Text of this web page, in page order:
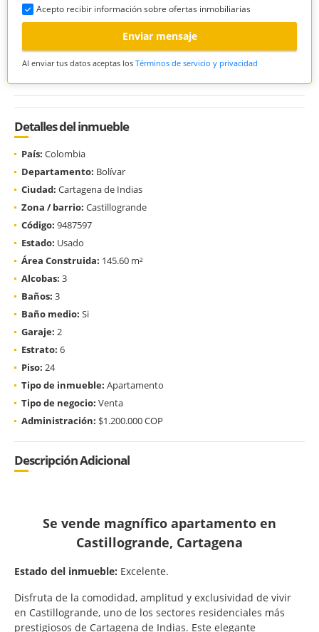
Acepto recibir información sobre ofertas inmobiliarias
Enviar mensaje
Al enviar tus datos aceptas los Términos de servicio y privacidad
Detalles del inmueble
País: Colombia
Departamento: Bolívar
Ciudad: Cartagena de Indias
Zona / barrio: Castillogrande
Código: 9487597
Estado: Usado
Área Construida: 145.60 m²
Alcobas: 3
Baños: 3
Baño medio: Si
Garaje: 2
Estrato: 6
Piso: 24
Tipo de inmueble: Apartamento
Tipo de negocio: Venta
Administración: $1.200.000 COP
Descripción Adicional
Se vende magnífico apartamento en
Castillogrande, Cartagena
Estado del inmueble: Excelente.
Disfruta de la comodidad, amplitud y exclusividad de vivir
en Castillogrande, uno de los sectores residenciales más
prestigiosos de Cartagena de Indias. Este elegante